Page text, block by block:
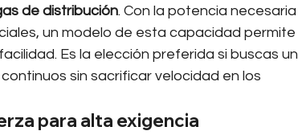
de distribución. Con la potencia necesaria
un modelo de esta capacidad permite
Es la elección preferida si buscas un
sin sacrificar velocidad en los
para alta exigencia